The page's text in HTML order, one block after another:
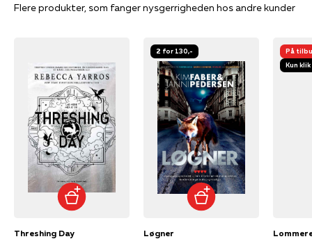
Flere produkter, som fanger nysgerrigheden hos andre kunder
Threshing Day
2 for 130,-
Løgner
På
Kun